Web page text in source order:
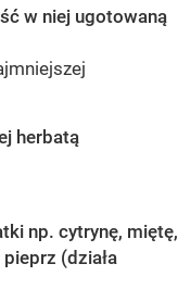
w niej ugotowaną
herbatą
np. cytrynę, miętę,
(działa